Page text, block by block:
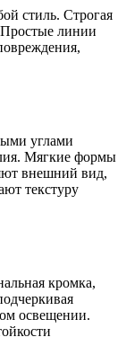
стиль. Строгая
линии
углами
Мягкие формы
внешний вид,
текстуру
кромка,
освещении.